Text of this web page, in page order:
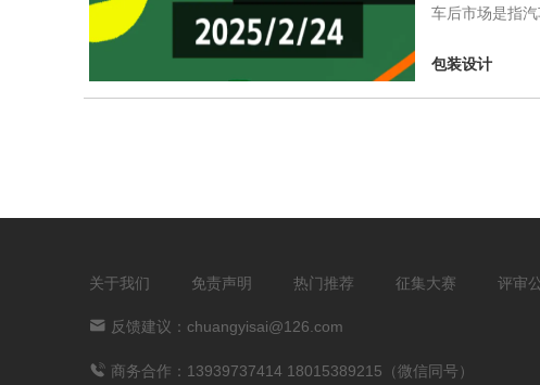
⻋后市场是指
包装设计
关于我们 免责声明 热门推荐 征集大赛 评审
反馈建议：chuangyisai@126.com
商务合作：13939737414 18015389215（微信同号）